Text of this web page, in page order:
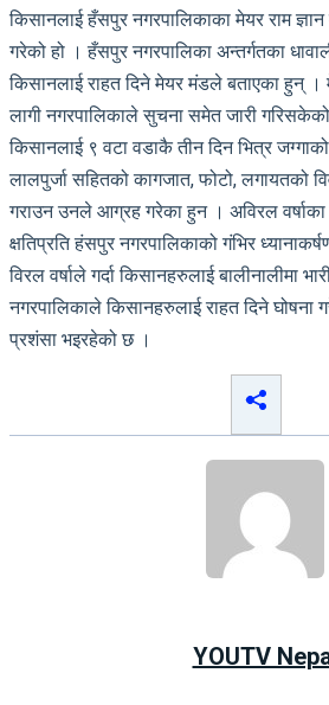
किसानलाई हँसपुर नगरपालिकाका मेयर राम
गरेको हो । हँसपुर नगरपालिका अन्तर्गतका
किसानलाई राहत दिने मेयर मंडले बताएका हुन्
लागी नगरपालिकाले सुचना समेत जारी
किसानलाई ९ वटा वडाकै तीन दिन भित्र
लालपुर्जा सहितको कागजात, फोटो, लगायतको
गराउन उनले आग्रह गरेका हुन । अविरल वर्षाका
क्षतिप्रति हंसपुर नगरपालिकाको गंभिर
विरल वर्षाले गर्दा किसानहरुलाई बालीनालीमा
नगरपालिकाले किसानहरुलाई राहत दिने घोषना
प्रशंसा भइरहेको छ ।
YOUTV